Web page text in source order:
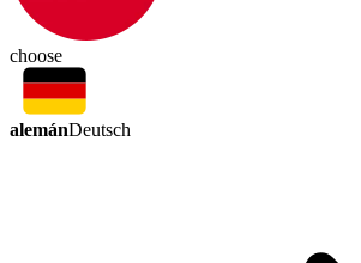
choose
alemánDeutsch